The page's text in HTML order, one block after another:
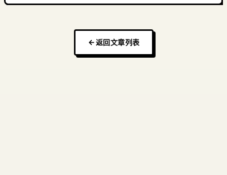
返回文章列表